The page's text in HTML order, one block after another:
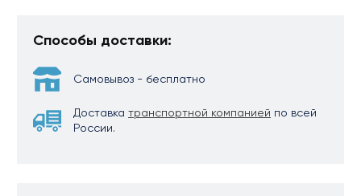
Способы доставки:
Самовывоз - бесплатно
Доставка транспортной компанией по всей
России.